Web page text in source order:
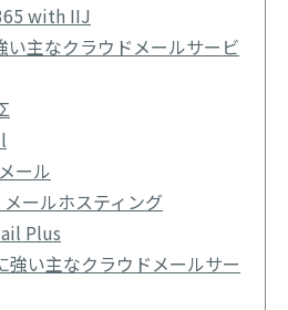
with IIJ
い主なクラウドメールサービ
ール
メールホスティング
Plus
強い主なクラウドメールサー